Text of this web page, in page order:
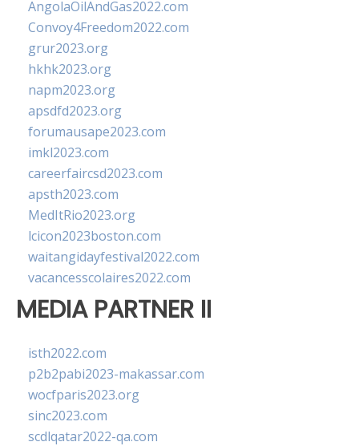
AngolaOilAndGas2022.com
Convoy4Freedom2022.com
grur2023.org
hkhk2023.org
napm2023.org
apsdfd2023.org
forumausape2023.com
imkl2023.com
careerfaircsd2023.com
apsth2023.com
MedItRio2023.org
lcicon2023boston.com
waitangidayfestival2022.com
vacancesscolaires2022.com
MEDIA PARTNER II
isth2022.com
p2b2pabi2023-makassar.com
wocfparis2023.org
sinc2023.com
scdlqatar2022-qa.com